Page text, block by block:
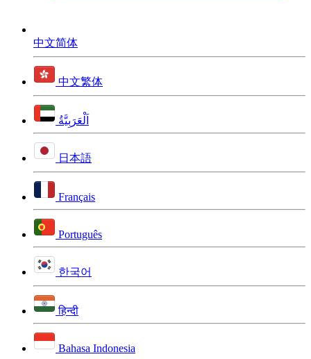
中文简体
中文繁体
اَلْعَرَبِيَّةُ
日本語
Français
Português
한국어
हिन्दी
Bahasa Indonesia